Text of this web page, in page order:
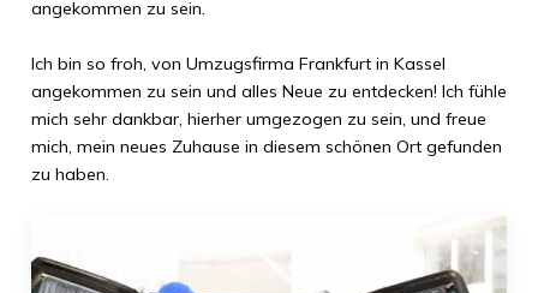
angekommen zu sein.
Ich bin so froh, von Umzugsfirma Frankfurtin Kassel
angekommen zu sein und alles Neue zu entdecken! Ich fühle
mich sehr dankbar, hierher umgezogen zu sein, und freue
mich, mein neues Zuhause in diesem schönen Ort gefunden
zu haben.